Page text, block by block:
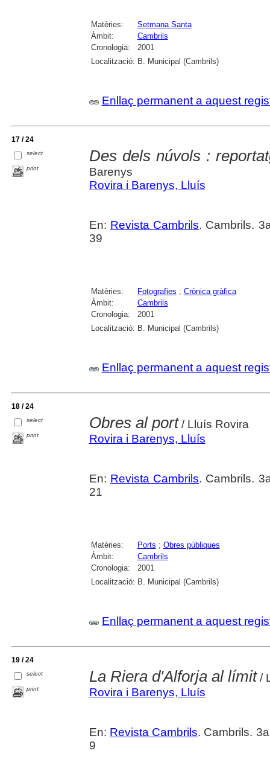
Matèries:
Setmana Santa
Àmbit:
Cambrils
Cronologia:
2001
Localització: B. Municipal (Cambrils)
Enllaç permanent a aquest
17 / 24
select
print
Des dels núvols :
Barenys
Rovira i Barenys, Lluís
En: Revista Cambrils. Cambrils.
39
Matèries: Fotografies ; Crònica gràfica
Àmbit:
Cambrils
Cronologia:
2001
Localització: B. Municipal (Cambrils)
Enllaç permanent a aquest
18 / 24
select
print
Obres al port/ Lluís Rovira
Rovira i Barenys, Lluís
En: Revista Cambrils. Cambrils.
21
Matèries: Ports ; Obres públiques
Àmbit:
Cambrils
Cronologia:
2001
Localització: B. Municipal (Cambrils)
Enllaç permanent a aquest
19 / 24
select
print
La Riera d'Alforja al límit/
Rovira i Barenys, Lluís
En: Revista Cambrils. Cambrils.
9